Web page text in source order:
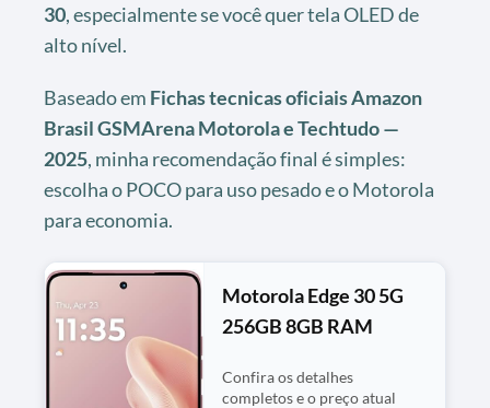
30, especialmente se você quer tela OLED de
alto nível.
Baseado em Fichas tecnicas oficiais Amazon
Brasil GSMArena Motorola e Techtudo —
2025, minha recomendação final é simples:
escolha o POCO para uso pesado e o Motorola
para economia.
Motorola Edge 30 5G
256GB 8GB RAM
Confira os detalhes
completos e o preço atual